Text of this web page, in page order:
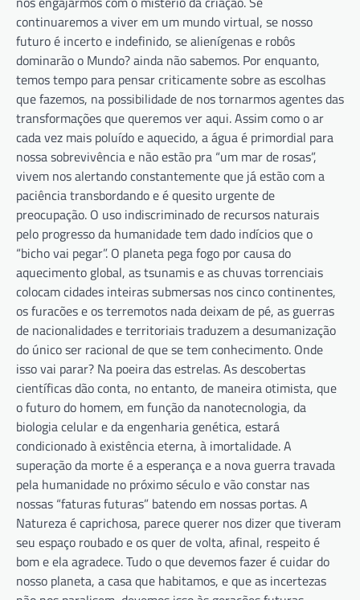
continuaremos a viver em um mundo virtual, se nosso
futuro é incerto e indefinido, se alienígenas e robôs
dominarão o Mundo? ainda não sabemos. Por enquanto,
temos tempo para pensar criticamente sobre as escolhas
que fazemos, na possibilidade de nos tornarmos agentes das
transformações que queremos ver aqui. Assim como o ar
cada vez mais poluído e aquecido, a água é primordial para
nossa sobrevivência e não estão pra “um mar de rosas”,
vivem nos alertando constantemente que já estão com a
paciência transbordando e é quesito urgente de
preocupação. O uso indiscriminado de recursos naturais
pelo progresso da humanidade tem dado indícios que o
“bicho vai pegar”. O planeta pega fogo por causa do
aquecimento global, as tsunamis e as chuvas torrenciais
colocam cidades inteiras submersas nos cinco continentes,
os furacões e os terremotos nada deixam de pé, as guerras
de nacionalidades e territoriais traduzem a desumanização
do único ser racional de que se tem conhecimento. Onde
isso vai parar? Na poeira das estrelas. As descobertas
científicas dão conta, no entanto, de maneira otimista, que
o futuro do homem, em função da nanotecnologia, da
biologia celular e da engenharia genética, estará
condicionado à existência eterna, à imortalidade. A
superação da morte é a esperança e a nova guerra travada
pela humanidade no próximo século e vão constar nas
nossas “faturas futuras” batendo em nossas portas. A
Natureza é caprichosa, parece querer nos dizer que tiveram
seu espaço roubado e os quer de volta, afinal, respeito é
bom e ela agradece. Tudo o que devemos fazer é cuidar do
nosso planeta, a casa que habitamos, e que as incertezas